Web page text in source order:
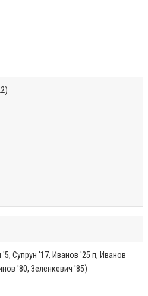
Супрун '17, Иванов '25 п, Иванов
'80, Зеленкевич '85)